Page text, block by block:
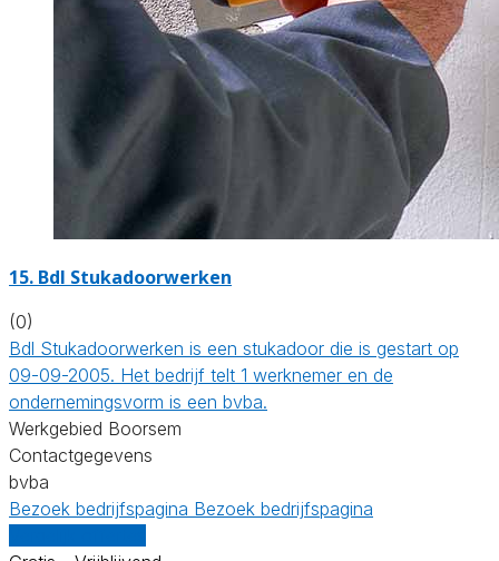
15. Bdl Stukadoorwerken
(0)
Bdl Stukadoorwerken is een stukadoor die is gestart op
09-09-2005. Het bedrijf telt 1 werknemer en de
ondernemingsvorm is een bvba.
Werkgebied Boorsem
Contactgegevens
bvba
Bezoek bedrijfspagina Bezoek bedrijfspagina